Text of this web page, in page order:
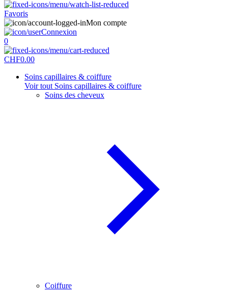
Favoris
Mon compte
Connexion
0
CHF0.00
Soins capillaires & coiffure
Voir tout Soins capillaires & coiffure
Soins des cheveux
Coiffure